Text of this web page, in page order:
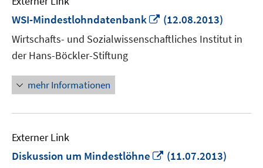
WSI-Mindestlohndatenbank
In
neuem
Fenster
(12.08.2013)
Wirtschafts- und Sozialwissenschaftliches Institut in
der Hans-Böckler-Stiftung
mehr Informationen
Externer Link
Diskussion um Mindestlöhne
In
(11.07.2013)